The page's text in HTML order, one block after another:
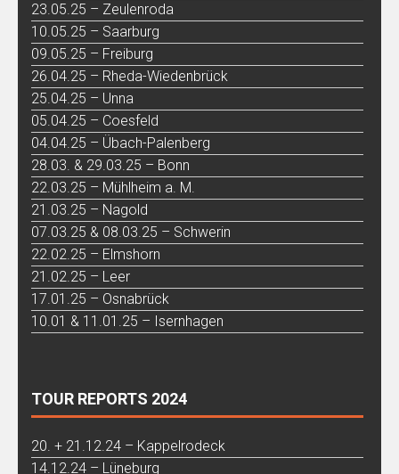
23.05.25 – Zeulenroda
10.05.25 – Saarburg
09.05.25 – Freiburg
26.04.25 – Rheda-Wiedenbrück
25.04.25 – Unna
05.04.25 – Coesfeld
04.04.25 – Übach-Palenberg
28.03. & 29.03.25 – Bonn
22.03.25 – Mühlheim a. M.
21.03.25 – Nagold
07.03.25 & 08.03.25 – Schwerin
22.02.25 – Elmshorn
21.02.25 – Leer
17.01.25 – Osnabrück
10.01 & 11.01.25 – Isernhagen
TOUR REPORTS 2024
20. + 21.12.24 – Kappelrodeck
14.12.24 – Lüneburg